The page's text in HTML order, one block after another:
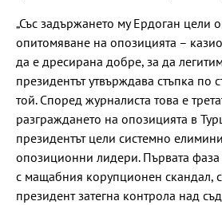
„Със задържането му Ердоган цели
опитомяване на опозицията –
да е дресирана добре, за да
президентът утвърждава стъпка по
той. Според журналиста това е
разграждането на опозицията в
президентът цели системно
опозиционни лидери. Първата фаза
с мащабния корупционен скандал,
президент затегна контрола над